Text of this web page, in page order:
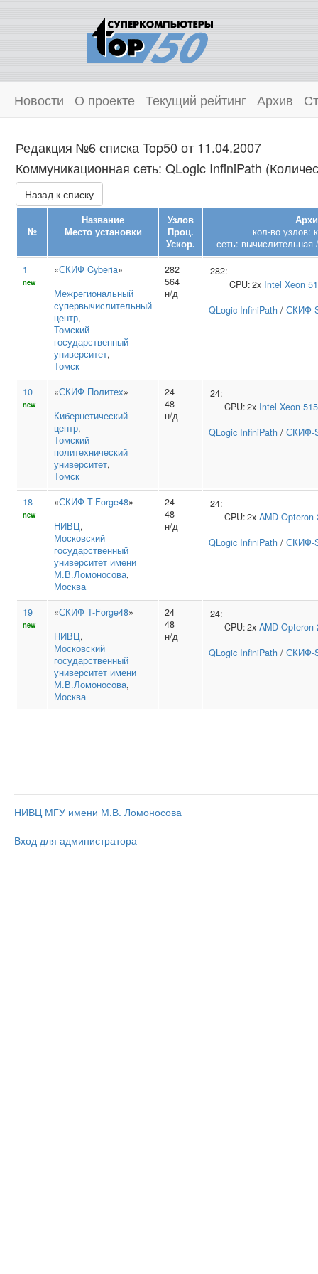
Новости О проекте Текущий рейтинг Архив
Редакция №6 списка Top50 от 11.04.2007
Коммуникационная сеть: QLogic InfiniPath
Назад к списку
№
Название
Место установки
Узлов
Проц.
Ускор.
кол-во узлов:
сеть: вычислительная
1
new
«СКИФ Cyberia»
Межрегиональный
супервычислительный
центр,
Томский
государственный
университет,
Томск
282
564
н/д
282:
CPU:2x Intel Xeon
QLogic InfiniPath / СКИФ-
10
new
«СКИФ Политех»
Кибернетический
центр,
Томский
политехнический
университет,
Томск
24
48
н/д
24:
CPU:2x Intel Xeon
QLogic InfiniPath / СКИФ-
18
new
«СКИФ T-Forge48»
НИВЦ,
Московский
государственный
университет имени
М.В.Ломоносова,
Москва
24
48
н/д
24:
CPU:2x AMD Opteron
QLogic InfiniPath / СКИФ-
19
new
«СКИФ T-Forge48»
НИВЦ,
Московский
государственный
университет имени
М.В.Ломоносова,
Москва
24
48
н/д
24:
CPU:2x AMD Opteron
QLogic InfiniPath / СКИФ-
НИВЦ МГУ имени М.В. Ломоносова
Вход для администратора